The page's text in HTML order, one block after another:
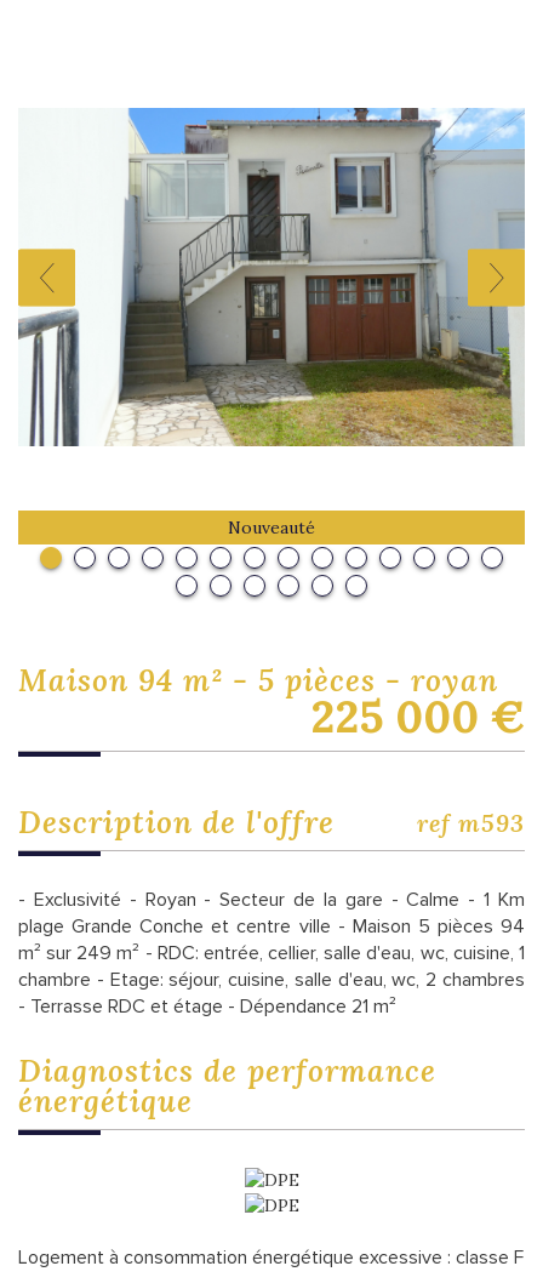
Nouveauté
maison 94 m² - 5 pièces - royan
225 000 €
description de l'offre ref m593
- Exclusivité - Royan - Secteur de la gare - Calme - 1 Km
plage Grande Conche et centre ville - Maison 5 pièces 94
m² sur 249 m² - RDC: entrée, cellier, salle d'eau, wc, cuisine, 1
chambre - Etage: séjour, cuisine, salle d'eau, wc, 2 chambres
- Terrasse RDC et étage - Dépendance 21 m²
diagnostics de performance
énergétique
Logement à consommation énergétique excessive : classe F